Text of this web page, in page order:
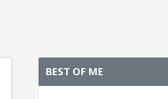
BEST OF ME